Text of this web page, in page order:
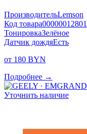
ПроизводительLemson
Код товара00000012801
ТонировкаЗелёное
Датчик дождяЕсть
от 180 BYN
Подробнее →
Уточнить наличие